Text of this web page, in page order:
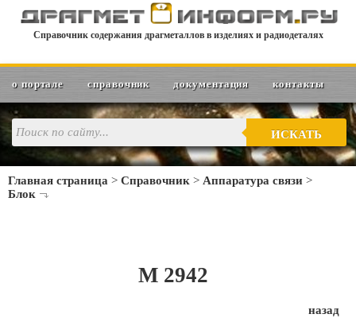
Справочник содержания драгметаллов в изделиях и радиодеталях
о портале справочник документация контакты
ИСКАТЬ
Главная страница > Справочник > Аппаратура связи >
Блок
М 2942
назад